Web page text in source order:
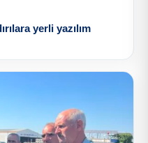
yerli yazılım